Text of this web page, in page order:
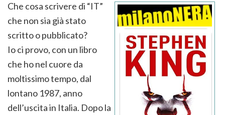
Che cosa scrivere di “IT”
che non sia già stato
scritto o pubblicato?
Io ci provo, con un libro
che ho nel cuore da
moltissimo tempo, dal
lontano 1987, anno
dell’uscita in Italia. Dopo la